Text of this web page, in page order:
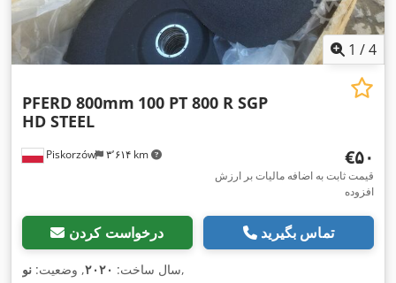
1 /4
Piskorzów ۳٬۶۱۴ km
PFERD 800mm 100 PT 800 R SGP
HD STEEL
‎€۵۰
قیمت ثابت به اضافه مالیات بر ارزش
افزوده
درخواست کردن تماس بگیرید
سال ساخت: ۲۰۲۰, وضعیت: نو ,